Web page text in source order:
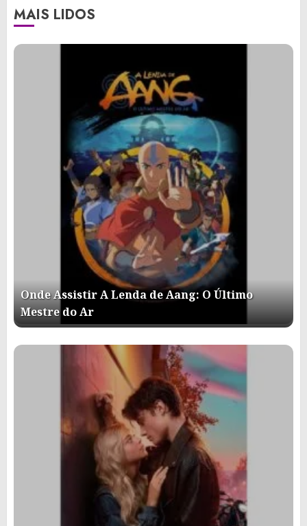
MAIS LIDOS
Onde Assistir A Lenda de Aang: O Último
Mestre do Ar